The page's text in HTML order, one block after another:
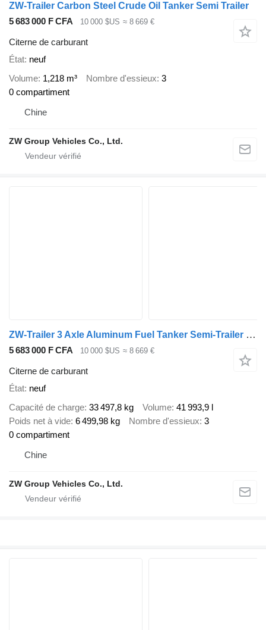
ZW-Trailer Carbon Steel Crude Oil Tanker Semi Trailer
5 683 000 F CFA
10 000 $US ≈ 8 669 €
Citerne de carburant
État neuf
Volume 1,218 m³ Nombre d'essieux 3
0 compartiment
Chine
ZW Group Vehicles Co., Ltd.
ZW-Trailer 3 Axle Aluminum Fuel Tanker Semi-Trailer for Tanzania
5 683 000 F CFA 10 000 $US ≈ 8 669 €
Citerne de carburant
État neuf
Capacité de charge 33 497,8 kg Volume 41 993,9 l
Poids net à vide 6 499,98 kg Nombre d'essieux 3
0 compartiment
Chine
ZW Group Vehicles Co., Ltd.